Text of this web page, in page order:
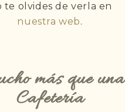
te olvides de verla en
nuestra web.
más que una
Cafetería